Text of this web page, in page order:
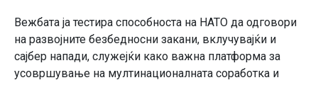
Вежбата ја тестира способноста на НАТО да одговори
на развојните безбедносни закани, вклучувајќи и
сајбер напади, служејќи како важна платформа за
усовршување на мултинационалната соработка и